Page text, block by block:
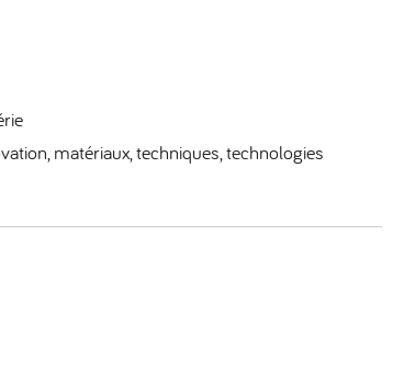
matériaux, techniques, technologies